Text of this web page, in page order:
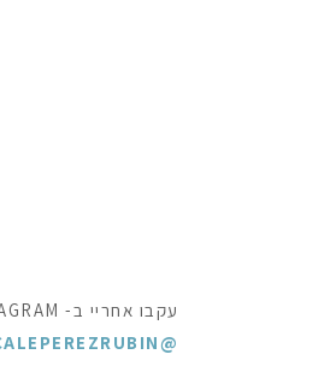
עקבו אחריי ב- INSTAGRAM
@PASCALEPEREZRUBIN